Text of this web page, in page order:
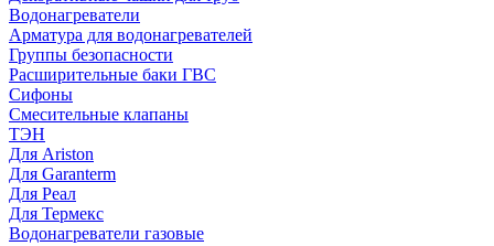
Водонагреватели
Арматура для водонагревателей
Группы безопасности
Расширительные баки ГВС
Сифоны
Смесительные клапаны
ТЭН
Для Ariston
Для Garanterm
Для Реал
Для Термекс
Водонагреватели газовые